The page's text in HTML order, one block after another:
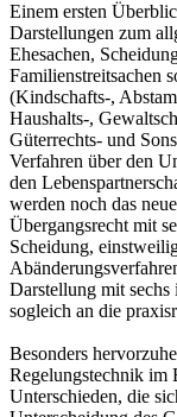
Einem ersten
Darstellungen zum
Ehesachen,
Familienstreitsachen
(Kindschafts-,
Haushalts-,
Güterrechts- und
Verfahren über den
den
werden noch das
Übergangsrecht mit
Scheidung,
Darstellung mit
sogleich an die
Besonders
Regelungstechnik im
Unterschieden, die